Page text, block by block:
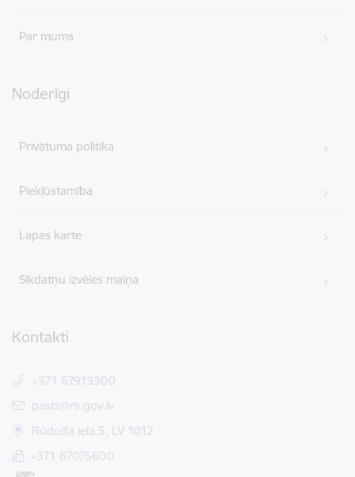
Par mums
Noderīgi
Privātuma politika
Piekļūstamība
Lapas karte
Sīkdatņu izvēles maiņa
Kontakti
+371 67913300
E-pasts:
pasts@rs.gov.lv
Rūdolfa iela 5, LV 1012
+371 67075600